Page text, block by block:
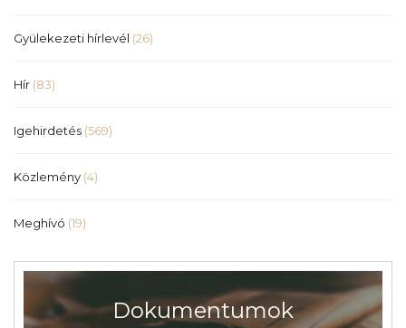
Gyülekezeti hírlevél (26)
Hír (83)
Igehirdetés (569)
Közlemény (4)
Meghívó (19)
Dokumentumok